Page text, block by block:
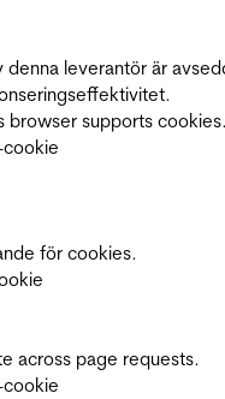
denna leverantör är
browser supports
cookie
för cookies.
across page requests.
cookie